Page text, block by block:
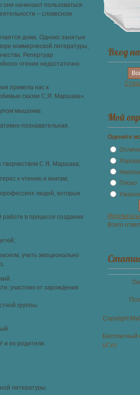
они начинают пользоваться
– словесном
дома. Однако занятые
коммерческой литературы,
Репертуар
чтения недостаточно
привела нас к
сказки С.Я. Маршака».
мышонке.
познавательная,
творчеством С.Я. Маршака;
к чтению и книгам;
профессиях людей, которые
работе в процессе создания
учить эмоционально
участник от зарождения
группы.
и их родители.
литературы.
Вход
Мой
Оцените
Плохо
Ужасно
Результаты
Всего
Copyright
Бесплатный
uCoz